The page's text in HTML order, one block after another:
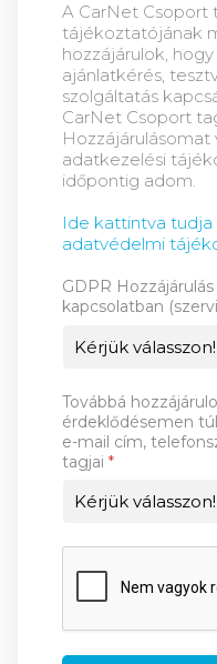
A CarNet Csoport
tájékoztatójának
hozzájárulok,
ajánlatkérés,
szolgáltatás
CarNet Csoport
Hozzájárulásomat
adatkezelési
időpontig adom.
Ide kattintva tudja
adatvédelmi
GDPR
kapcsolatban
Továbbá
érdeklődésemen
e-mail cím,
tagjai *